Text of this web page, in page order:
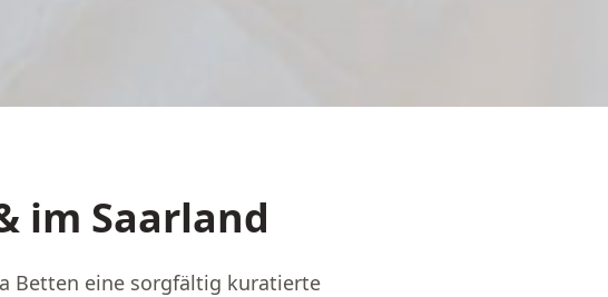
im Saarland
Betten eine sorgfältig kuratierte